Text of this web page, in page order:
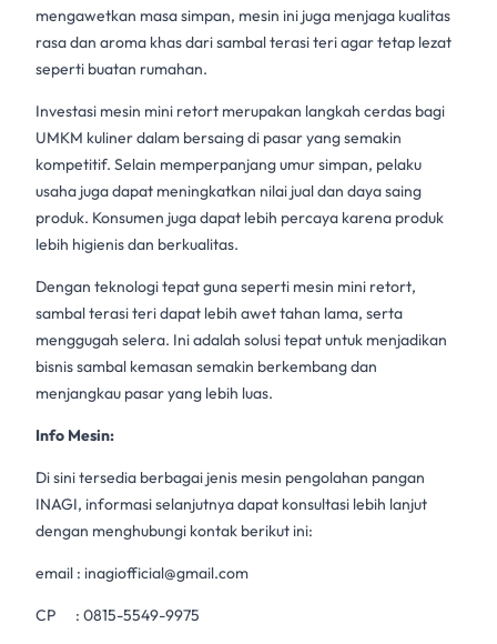
mengawetkan masa simpan, mesin ini juga menjaga kualitas
rasa dan aroma khas darisambal terasiteri agar tetap lezat
seperti buatan rumahan.
Investasi mesin mini retort merupakan langkah cerdas bagi
UMKM kuliner dalam bersaing di pasar yang semakin
kompetitif. Selain memperpanjang umur simpan, pelaku
usaha juga dapat meningkatkan nilai jual dan daya saing
produk. Konsumen juga dapat lebih percaya karena produk
lebih higienis dan berkualitas.
Dengan teknologi tepat guna seperti mesin mini retort,
sambal terasiteri dapat lebih awet tahan lama, serta
menggugah selera. Ini adalah solusi tepat untuk menjadikan
bisnis sambal kemasan semakin berkembang dan
menjangkau pasar yang lebih luas.
Info Mesin:
Di sini tersedia berbagai jenis mesin pengolahan pangan
INAGI, informasi selanjutnya dapat konsultasi lebih lanjut
dengan menghubungi kontak berikut ini:
email : inagiofficial@gmail.com
CP : 0815-5549-9975